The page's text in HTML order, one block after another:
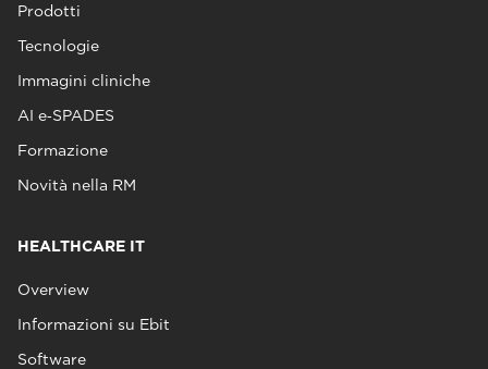
Prodotti
Tecnologie
Immagini cliniche
AI e‑SPADES
Formazione
Novità nella RM
HEALTHCARE IT
Overview
Informazioni su Ebit
Software